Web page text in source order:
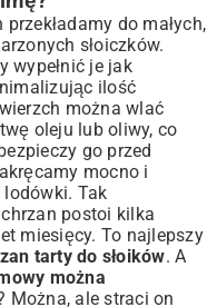
do małych,
słoiczków.
wypełnić je jak
ilość
można wlać
oleju lub oliwy, co
go przed
mocno i
Tak
postoi kilka
miesięcy. To najlepszy
tarty do słoików. A
można
Można, ale straci on